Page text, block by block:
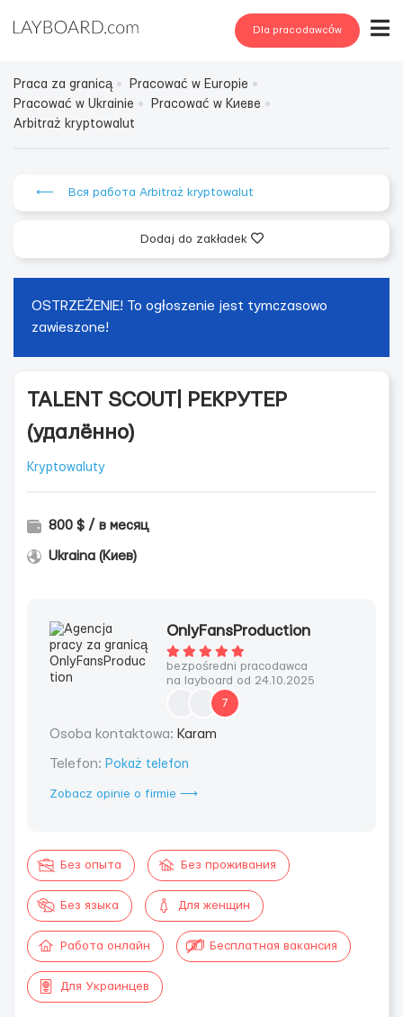
Dla pracodawców
Praca za granicą
Pracować w Europie
Pracować w Ukrainie
Pracować w Киеве
Arbitraż kryptowalut
⟵ Вся работа Arbitraż kryptowalut
Dodaj do zakładek
OSTRZEŻENIE! To ogłoszenie jest tymczasowo
zawieszone!
TALENT SCOUT| РЕКРУТЕР
(удалённо)
Kryptowaluty
800 $ / в месяц
Ukraina (Киев)
OnlyFansProduction
bezpośredni pracodawca
na layboard od 24.10.2025
7
Osoba kontaktowa: Karam
Telefon: Pokaż telefon
Zobacz opinie o firmie ⟶
Без опыта Без проживания
Без языка Для женщин
Работа онлайн Бесплатная вакансия
Для Украинцев